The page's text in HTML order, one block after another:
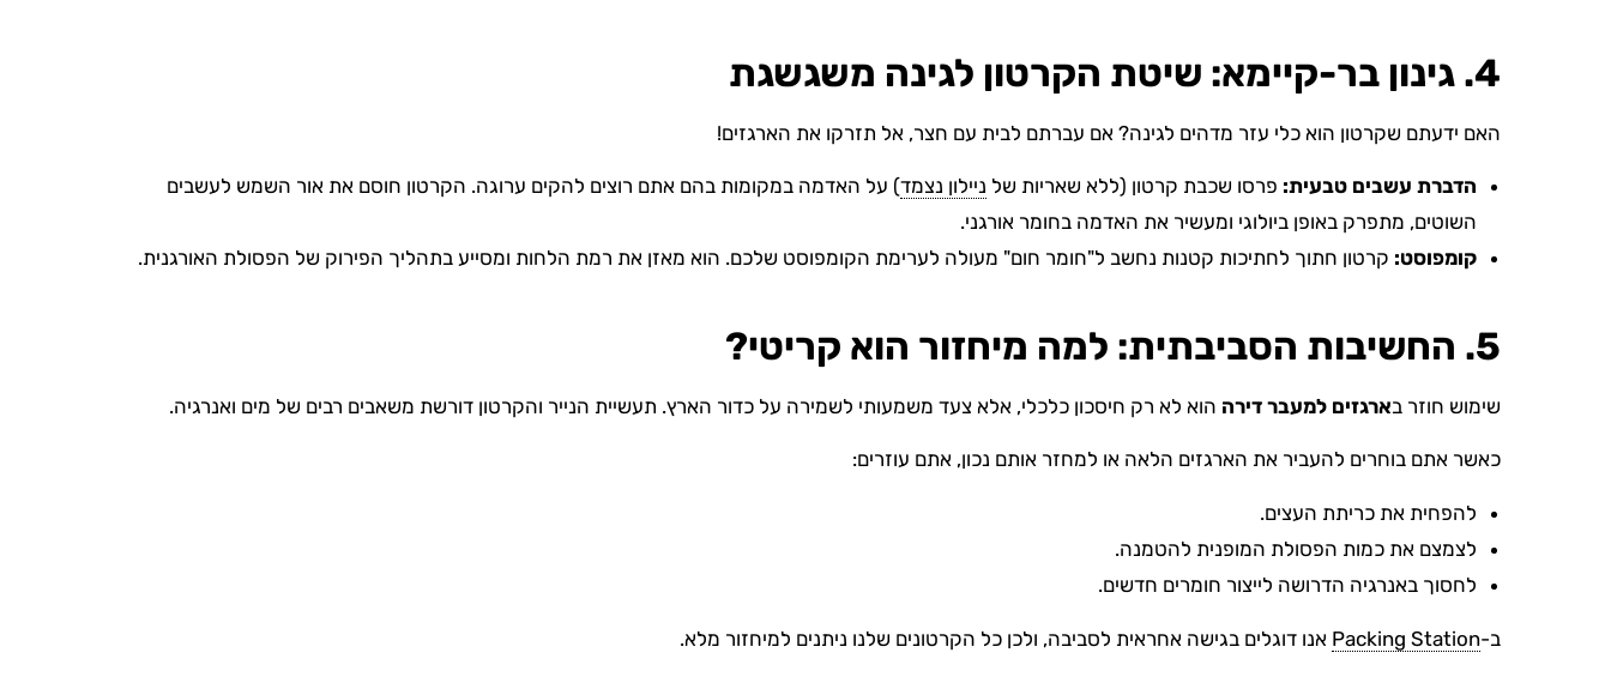
4. גינון בר-קיימא: שיטת הקרטון לגינה משגשגת
האם ידעתם שקרטון הוא כלי עזר מדהים לגינה? אם עברתם לבית עם חצר, אל תזרקו את הארגזים!
הדברת עשבים טבעית: פרסו שכבת קרטון (ללא שאריות של ניילון נצמד) על האדמה במקומות בהם אתם רוצים להקים ערוגה. הקרטון חוסם את אור השמש לעשבים
השוטים, מתפרק באופן ביולוגי ומעשיר את האדמה בחומר אורגני.
קומפוסט: קרטון חתוך לחתיכות קטנות נחשב ל"חומר חום" מעולה לערימת הקומפוסט שלכם. הוא מאזן את רמת הלחות ומסייע בתהליך הפירוק של הפסולת האורגנית.
5. החשיבות הסביבתית: למה מיחזור הוא קריטי?
שימוש חוזר בארגזים למעבר דירה הוא לא רק חיסכון כלכלי, אלא צעד משמעותי לשמירה על כדור הארץ. תעשיית הנייר והקרטון דורשת משאבים רבים של מים ואנרגיה.
כאשר אתם בוחרים להעביר את הארגזים הלאה או למחזר אותם נכון, אתם עוזרים:
להפחית את כריתת העצים.
לצמצם את כמות הפסולת המופנית להטמנה.
לחסוך באנרגיה הדרושה לייצור חומרים חדשים.
ב-Packing Station אנו דוגלים בגישה אחראית לסביבה, ולכן כל הקרטונים שלנו ניתנים למיחזור מלא.